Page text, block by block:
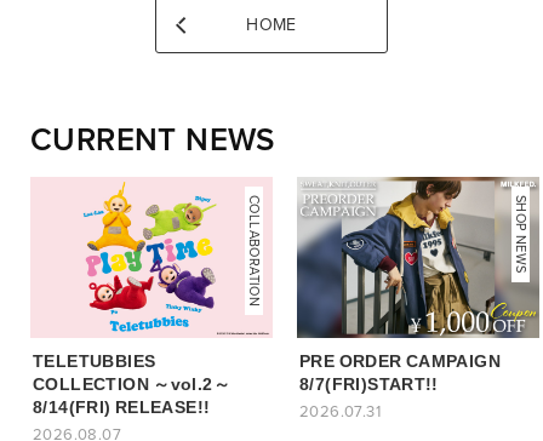
HOME
CURRENT NEWS
COLLABORATION
TELETUBBIES
COLLECTION ～vol.2～
8/14(FRI) RELEASE!!
2026.08.07
NEWS
SHOP NEWS
PRE ORDER CAMPAIGN
8/7(FRI)START!!
2026.07.31